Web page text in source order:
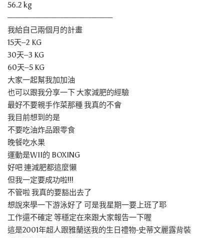
56.2 kg
———————————————
我給自己兩個月的計畫
15天–2 KG
30天–3 KG
60天–5 KG
大家一起幫我加加油
也可以跟我分享一下 大家減肥的經驗
最好不要親手作菜那種 我真的不會
我目前想到的是
不要吃油炸品跟零食
晚餐吃水果
運動是WII的 BOXING
好吧 連減肥都這麼懶
但我一定要成功啦!!!
不管啦 我真的要豁出去了
想說來學一下游泳好了 可是我星期一要上班了耶
工作還不確定 等穩定在來跟大家報告一下喔
這是2001年超人跟雅蘭送我的生日禮物-史蒂文麗露背裝